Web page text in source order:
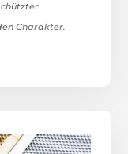
Charakter.